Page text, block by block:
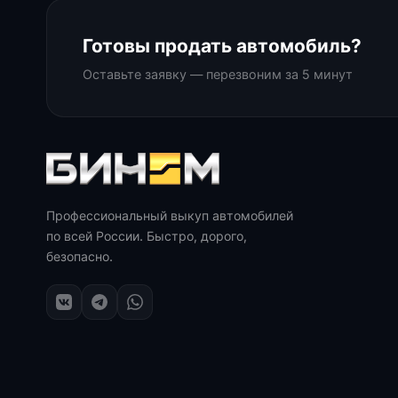
Готовы продать автомобиль?
Оставьте заявку — перезвоним за 5 минут
Профессиональный выкуп автомобилей
по всей России. Быстро, дорого,
безопасно.